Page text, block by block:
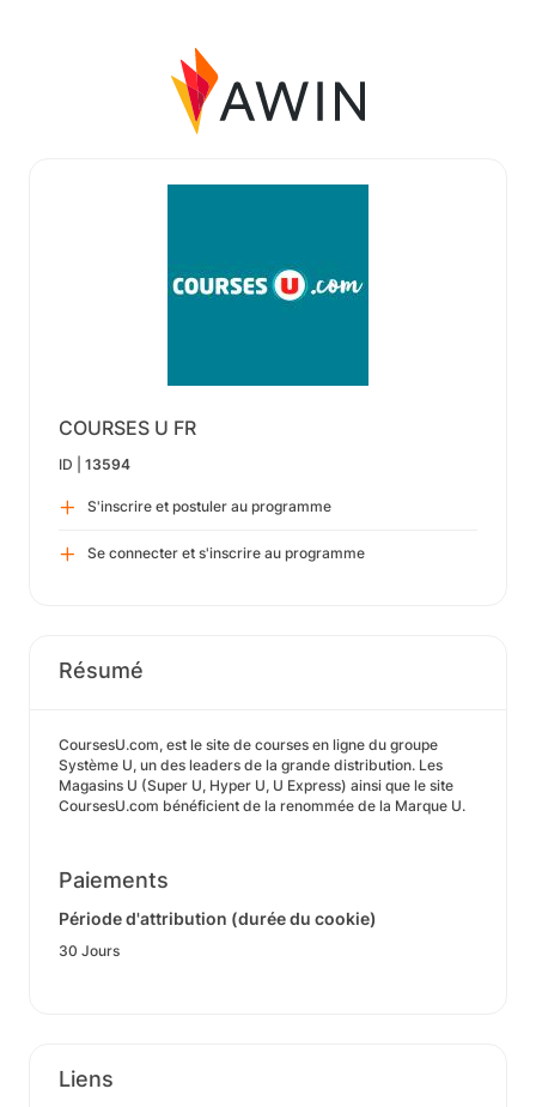
COURSES U FR
ID | 13594
S'inscrire et postuler au programme
Se connecter et s'inscrire au programme
Résumé
CoursesU.com, est le site de courses en ligne du groupe
Système U, un des leaders de la grande distribution. Les
Magasins U (Super U, Hyper U, U Express) ainsi que le site
CoursesU.com bénéficient de la renommée de la Marque U.
Paiements
Période d'attribution (durée du cookie)
30 Jours
Liens